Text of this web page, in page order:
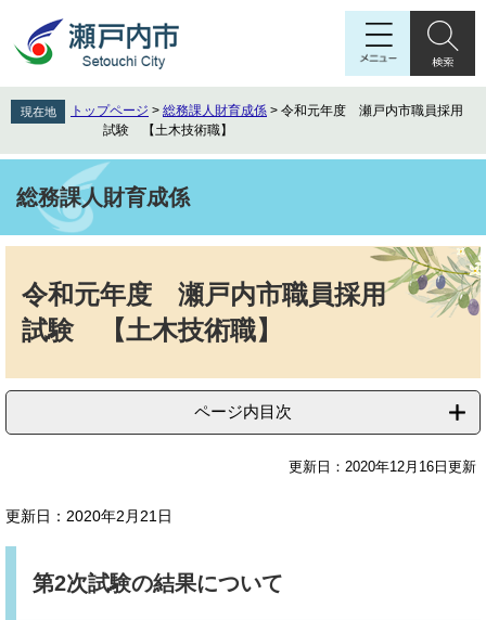
先
頭
を
飛
文
現在地 トップページ > 総務課人財育成係 > 令和元年度 瀬戸内市職員採用
試験 【土木技術職】
総務課人財育成係
令和元年度 瀬戸内市職員採用
試験 【土木技術職】
ページ内目次
更新日：2020年12月16日更新
更新日：2020年2月21日
第2次試験の結果について